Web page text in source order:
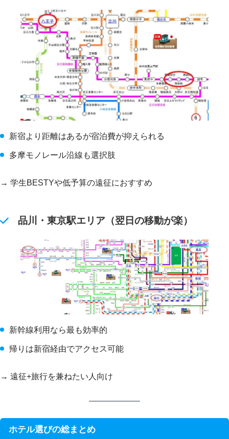
新宿より距離はあるが宿泊費が抑えられる
多摩モノレール沿線も選択肢
→ 学生BESTYや低予算の遠征におすすめ
品川・東京駅エリア（翌日の移動が楽）
新幹線利用なら最も効率的
帰りは新宿経由でアクセス可能
→ 遠征+旅行を兼ねたい人向け
ホテル選びの総まとめ